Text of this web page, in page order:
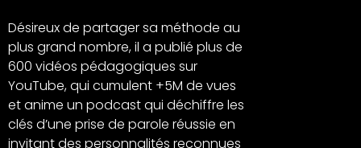
Désireux de partager sa méthode au
plus grand nombre, il a publié plus de
600 vidéos pédagogiques sur
YouTube, qui cumulent +5M de vues
et anime un podcast qui déchiffre les
clés d’une prise de parole réussie en
invitant des personnalités reconnues